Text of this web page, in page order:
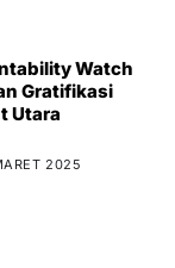
Watch
Gratifikasi
Utara
2025